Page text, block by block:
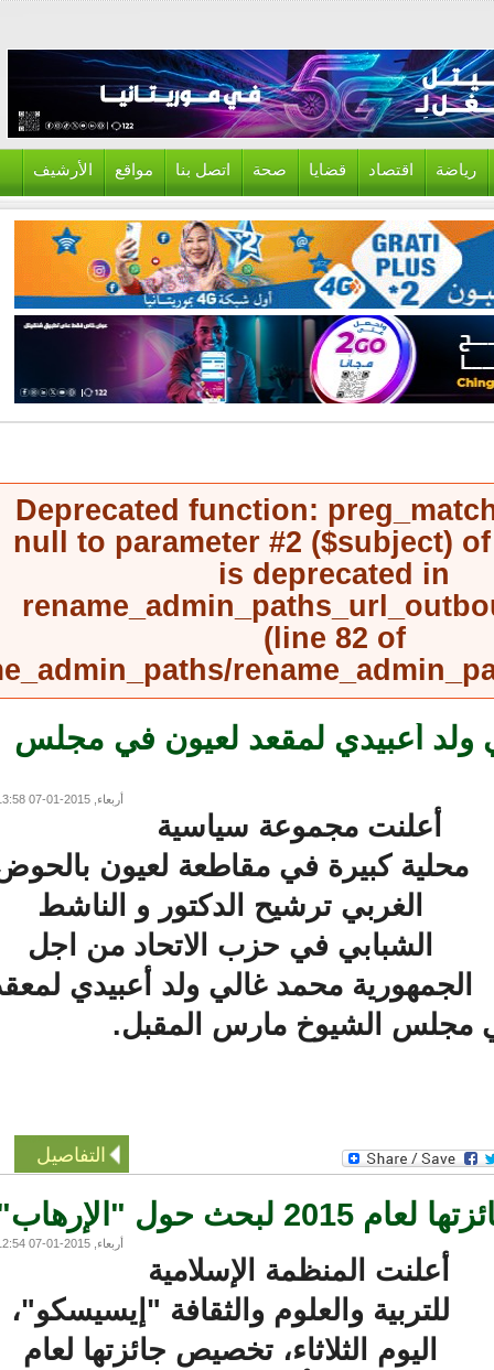
اقتصاد قضايا صحة اتصل بنا مواقع الأرشيف
Deprecated function:
null to parameter #2 ($subject)
is deprecated in
(line82of
أعبيدي لمقعد لعيون في مجلس
أربعاء, 2015-01-07 13:58
أعلنت مجموعة سياسية
محلية كبيرة في مقاطعة لعيون بالحوض
الغربي ترشيح الدكتور و الناشط
الشبابي في حزب الاتحاد من اجل
محمد غالي ولد أعبيدي لمعقد
الشيوخ مارس المقبل.
التفاصيل
حول "الإرهاب"
أربعاء, 2015-01-07 12:54
أعلنت المنظمة الإسلامية
للتربية والعلوم والثقافة "إيسيسكو"،
اليوم الثلاثاء، تخصيص جائزتها لعام